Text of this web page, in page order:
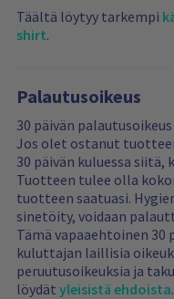
Täältä löytyy tarkempi
shirt.
Palautusoikeus
30 päivän palautusoikeus
Jos olet ostanut
30 päivän kuluessa
Tuotteen tulee olla
tuotteen saatuasi.
sinetöity, voidaan
Tämä vapaaehtoinen 30
kuluttajan laillisia
peruutusoikeuksia ja
löydät yleisistä ehdoista.